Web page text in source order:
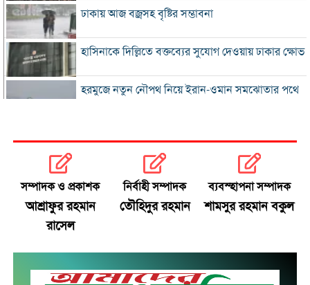
ঢাকায় আজ বজ্রসহ বৃষ্টির সম্ভাবনা
হাসিনাকে দিল্লিতে বক্তব্যের সুযোগ দেওয়ায় ঢাকার ক্ষোভ
হরমুজে নতুন নৌপথ নিয়ে ইরান-ওমান সমঝোতার পথে
ভুল স্বীকার করে ক্ষমা চাইল ফিফা
স্বর্ণের ভরি বাড়ল প্রায় ১০ হাজার টাকা
সম্পাদক ও প্রকাশক
আশ্রাফুর রহমান
রাসেল
নির্বাহী সম্পাদক
তৌহিদুর রহমান
ব্যবস্হাপনা সম্পাদক
শামসুর রহমান বকুল